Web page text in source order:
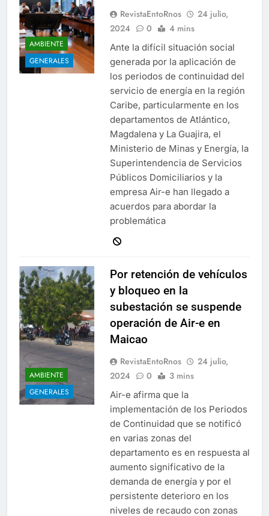
AMBIENTE
GENERALES
RevistaEntoRnos
24 julio,
2024
0 4 mins
Ante la difícil situación social
generada por la aplicación de
los periodos de continuidad del
servicio de energía en la región
Caribe, particularmente en los
departamentos de Atlántico,
Magdalena y La Guajira, el
Ministerio de Minas y Energía, la
Superintendencia de Servicios
Públicos Domiciliarios y la
empresa Air-e han llegado a
acuerdos para abordar la
problemática
AMBIENTE
GENERALES
Por retención de vehículos
y bloqueo en la
subestación se suspende
operación de Air-e en
Maicao
RevistaEntoRnos
24 julio,
2024
0 3 mins
Air-e afirma que la
implementación de los Periodos
de Continuidad que se notificó
en varias zonas del
departamento es en respuesta al
aumento significativo de la
demanda de energía y por el
persistente deterioro en los
niveles de recaudo con zonas